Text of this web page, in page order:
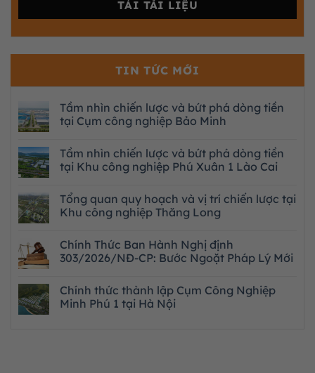
TIN TỨC MỚI
Tầm nhìn chiến lược và bứt phá dòng tiền
tại Cụm công nghiệp Bảo Minh
Tầm nhìn chiến lược và bứt phá dòng tiền
tại Khu công nghiệp Phú Xuân 1 Lào Cai
Tổng quan quy hoạch và vị trí chiến lược tại
Khu công nghiệp Thăng Long
Chính Thức Ban Hành Nghị định
303/2026/NĐ-CP: Bước Ngoặt Pháp Lý Mới
Chính thức thành lập Cụm Công Nghiệp
Minh Phú 1 tại Hà Nội